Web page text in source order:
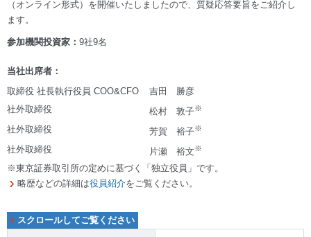
（オンライン形式）を開催いたしましたので、質疑応答要旨をご紹介し
ます。
参加機関投資家： 9社9名
当社出席者：
取締役 社長執行役員 COO&CFO
吉田 勝彦
社外取締役
松村 敦子※
社外取締役 芳賀 裕子※
社外取締役 片瀬 裕文※
※東京証券取引所の定めに基づく「独立役員」です。
略歴などの詳細は役員紹介をご覧ください。